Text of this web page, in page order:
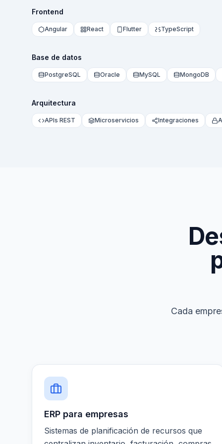
Frontend
Angular React Flutter TypeScript
Base de datos
PostgreSQL Oracle MySQL MongoDB
Arquitectura
APIs REST Microservicios Integraciones
Cada
ERP para empresas
Sistemas de planificación de recursos que